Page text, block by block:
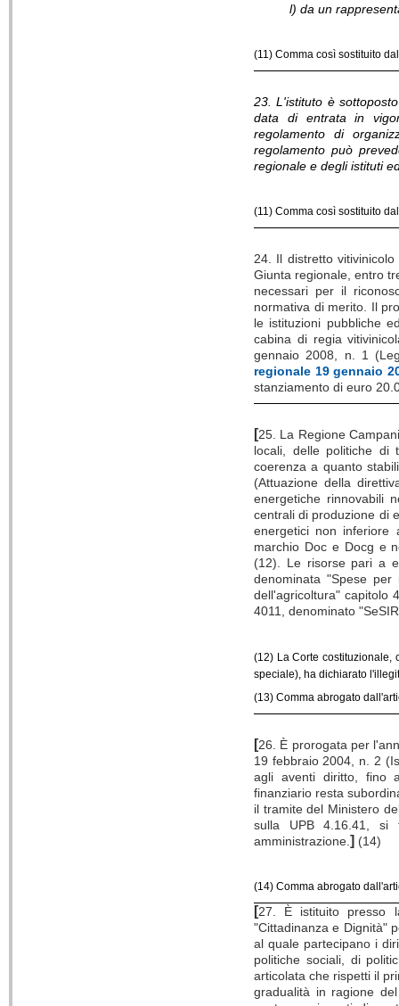
l) da un
(11) Comma così sostituito
23. L'istituto è
data di entrata in
regolamento di
regolamento può
regionale e degli istituti
(11) Comma così sostituito
24. Il distretto
Giunta regionale, entro
necessari per il
normativa di merito. Il
le istituzioni pubbliche
cabina di regia
gennaio 2008, n. 1
regionale 19 gennaio
stanziamento di euro
[25. La Regione
locali, delle politiche di
coerenza a quanto
(Attuazione della
energetiche rinnovabili
centrali di produzione di
energetici non inferiore
marchio Doc e Docg e
(12). Le risorse pari a
denominata "Spese per
dell'agricoltura" capitolo
4011, denominato
(12) La Corte costituzionale,
speciale), ha dichiarato
(13) Comma abrogato
[26. È prorogata per
19 febbraio 2004, n. 2
agli aventi diritto, fino
finanziario resta
il tramite del Ministero
sulla UPB 4.16.41, si
amministrazione. ] (14)
(14) Comma abrogato
[27. È istituito presso
"Cittadinanza e Dignità"
al quale partecipano i
politiche sociali, di
articolata che rispetti il
gradualità in ragione